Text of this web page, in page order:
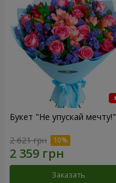
Букет "Не упускай мечту!"
2 621 грн
Заказать